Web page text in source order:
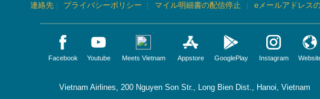
連絡先 | プライバシーポリシー | マイル明細書の配信停止 | eメールアドレス
Facebook Youtube Meets Vietnam Appstore GooglePlay Instagram
Vietnam Airlines, 200 Nguyen Son Str., Long Bien Dist., Hanoi, Vietnam